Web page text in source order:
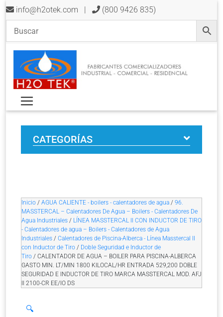
info@h2otek.com | (800 9426 835)
CATEGORÍAS
Inicio / AGUA CALIENTE - boilers - calentadores de agua / 96.
MASSTERCAL – Calentadores De Agua – Boilers - Calentadores De
Agua Industriales / LÍNEA MASSTERCAL II CON INDUCTOR DE TIRO
- Calentadores de agua – Boilers - Calentadores de Agua
Industriales / Calentadores de Piscina-Alberca - Línea Masstercal II
con Inductor de Tiro / Doble Seguridad e Inductor de
Tiro / CALENTADOR DE AGUA – BOILER PARA PISCINA-ALBERCA
GASTO MIN. LT/MIN 1800 KILOCAL/HR ENTRADA 529,200 DOBLE
SEGURIDAD E INDUCTOR DE TIRO MARCA MASSTERCAL MOD. AFJ
II 2100-CR EE/IO DS
🔍